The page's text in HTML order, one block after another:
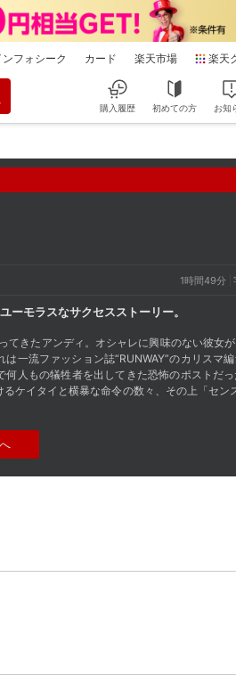
ンフォシーク カード 楽天市場 楽天
購入履歴 初めての方 お知
1時間49分
ーモラスなサクセスストーリー。
てきたアンディ。オシャレに興味のない彼女
一流ファッション誌“RUNWAY”のカリスマ
何人もの犠牲者を出してきた恐怖のポストだ
ケイタイと横暴な命令の数々、その上「セン